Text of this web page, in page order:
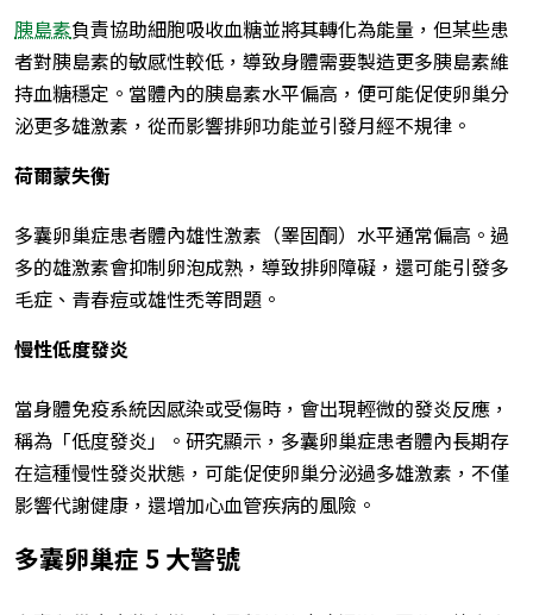
胰島素負責協助細胞吸收血糖並將其轉化為能量，但某些患
者對胰島素的敏感性較低，導致身體需要製造更多胰島素維
持血糖穩定。當體內的胰島素水平偏高，便可能促使卵巢分
泌更多雄激素，從而影響排卵功能並引發月經不規律。
荷爾蒙失衡
多囊卵巢症患者體內雄性激素（睪固酮）水平通常偏高。過
多的雄激素會抑制卵泡成熟，導致排卵障礙，還可能引發多
毛症、青春痘或雄性禿等問題。
慢性低度發炎
當身體免疫系統因感染或受傷時，會出現輕微的發炎反應，
稱為「低度發炎」。研究顯示，多囊卵巢症患者體內長期存
在這種慢性發炎狀態，可能促使卵巢分泌過多雄激素，不僅
影響代謝健康，還增加心血管疾病的風險。
多囊卵巢症 5 大警號